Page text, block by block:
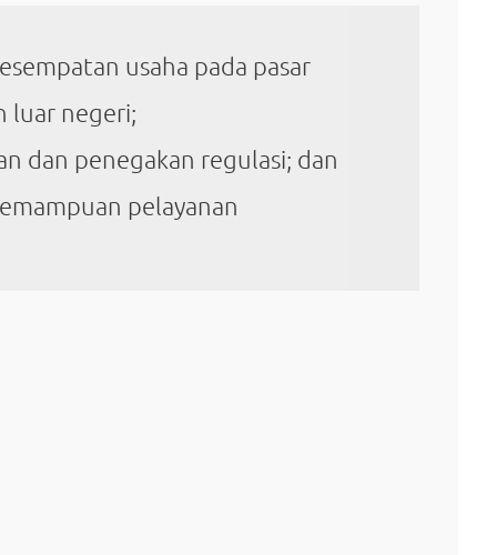
usaha pada pasar
luar negeri;
dan penegakan regulasi; dan
pelayanan